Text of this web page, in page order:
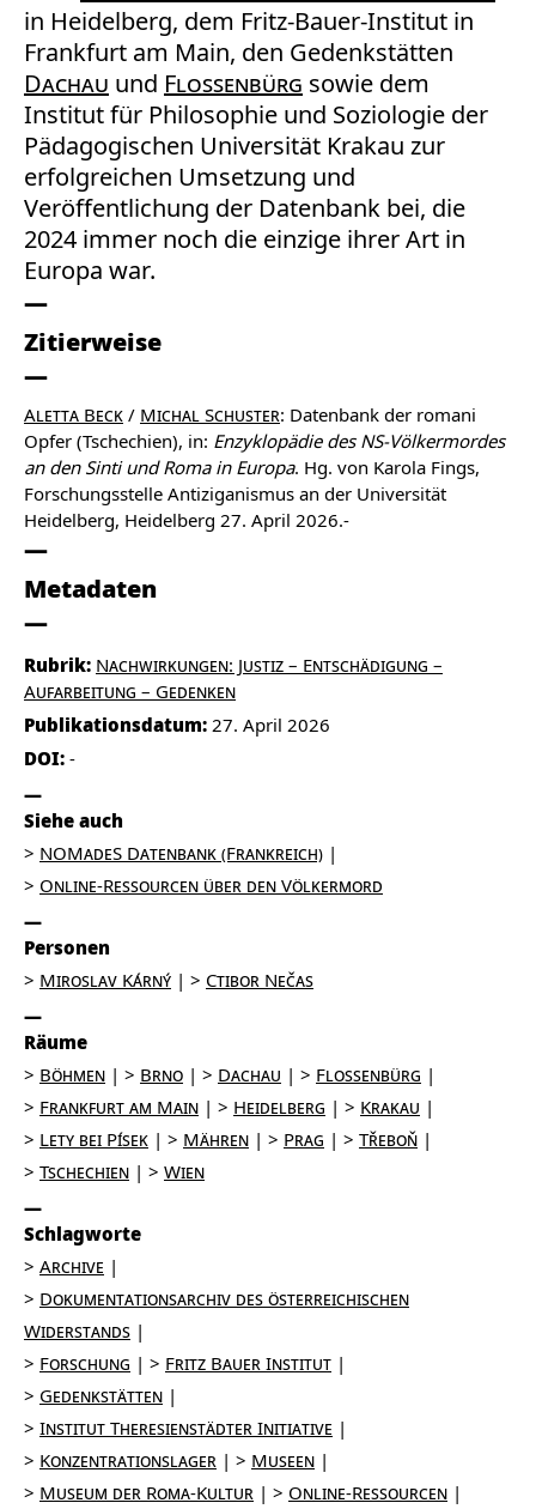
in Heidelberg, dem Fritz-Bauer-Institut in
Frankfurt am Main, den Gedenkstätten
Dachau und Flossenbürg sowie dem
Institut für Philosophie und Soziologie der
Pädagogischen Universität Krakau zur
erfolgreichen Umsetzung und
Veröffentlichung der Datenbank bei, die
2024 immer noch die einzige ihrer Art in
Europa war.
Zitierweise
Aletta Beck / Michal Schuster: Datenbank der romani
Opfer (Tschechien), in: Enzyklopädie des NS-Völkermordes
an den Sinti und Roma in Europa. Hg. von Karola Fings,
Forschungsstelle Antiziganismus an der Universität
Heidelberg, Heidelberg 27. April 2026.-
Metadaten
Rubrik: Nachwirkungen: Justiz – Entschädigung –
Aufarbeitung – Gedenken
Publikationsdatum: 27. April 2026
DOI: -
Siehe auch
NOMadeS Datenbank (Frankreich)
Online-Ressourcen über den Völkermord
Personen
Miroslav Kárný
Ctibor Nečas
Räume
Böhmen
Brno Dachau
Flossenbürg
Frankfurt am Main
Heidelberg
Krakau
Lety bei Písek
Mähren Prag
Třeboň
Tschechien
Wien
Schlagworte
Archive
Dokumentationsarchiv des österreichischen
Widerstands
Forschung
Fritz Bauer Institut
Gedenkstätten
Institut Theresienstädter Initiative
Konzentrationslager
Museen
Museum der Roma-Kultur
Online-Ressourcen